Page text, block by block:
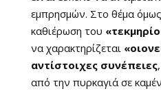
εμπρησμών. Στο θέμα
καθιέρωση του
να χαρακτηρίζεται
αντίστοιχες συνέπειες
από την πυρκαγιά σε